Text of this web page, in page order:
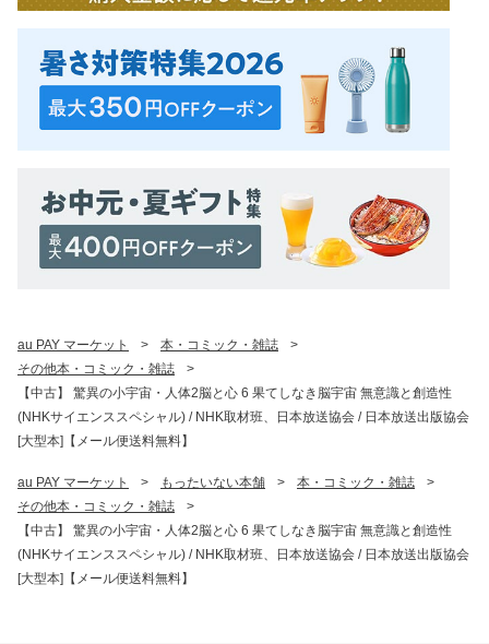
au PAY マーケット > 本・コミック・雑誌
>
その他本・コミック・雑誌
>
【中古】 驚異の小宇宙・人体2脳と心 6 果てしなき脳宇宙 無意識と創造性
(NHKサイエンススペシャル) / NHK取材班、日本放送協会 / 日本放送出版協会
[大型本]【メール便送料無料】
au PAY マーケット > もったいない本舗 > 本・コミック・雑誌
>
その他本・コミック・雑誌
>
【中古】 驚異の小宇宙・人体2脳と心 6 果てしなき脳宇宙 無意識と創造性
(NHKサイエンススペシャル) / NHK取材班、日本放送協会 / 日本放送出版協会
[大型本]【メール便送料無料】